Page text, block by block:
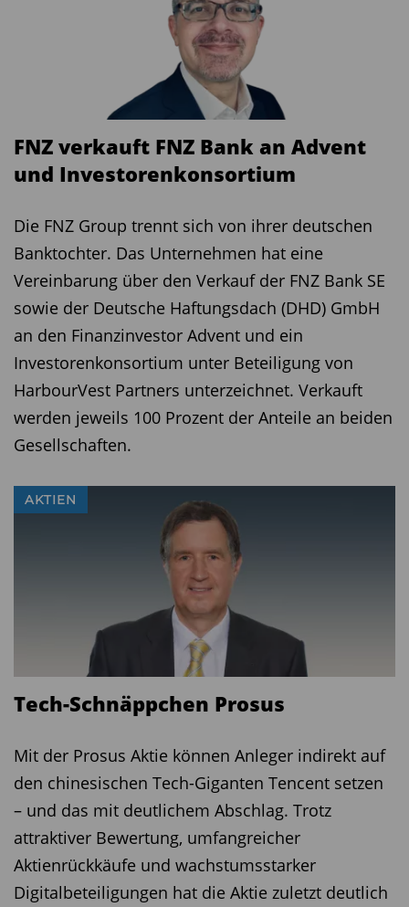
FNZ verkauft FNZ Bank an Advent
und Investorenkonsortium
Die FNZ Group trennt sich von ihrer deutschen
Banktochter. Das Unternehmen hat eine
Vereinbarung über den Verkauf der FNZ Bank SE
sowie der Deutsche Haftungsdach (DHD) GmbH
an den Finanzinvestor Advent und ein
Investorenkonsortium unter Beteiligung von
HarbourVest Partners unterzeichnet. Verkauft
werden jeweils 100 Prozent der Anteile an beiden
Gesellschaften.
AKTIEN
Tech-Schnäppchen Prosus
Mit der Prosus Aktie können Anleger indirekt auf
den chinesischen Tech-Giganten Tencent setzen
– und das mit deutlichem Abschlag. Trotz
attraktiver Bewertung, umfangreicher
Aktienrückkäufe und wachstumsstarker
Digitalbeteiligungen hat die Aktie zuletzt deutlich